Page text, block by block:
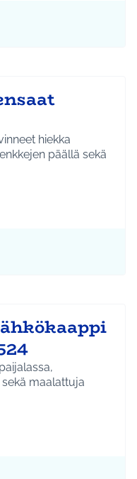
hiekka
päällä sekä
mukaan: Ympäristö
maalattuja
Ympäristö